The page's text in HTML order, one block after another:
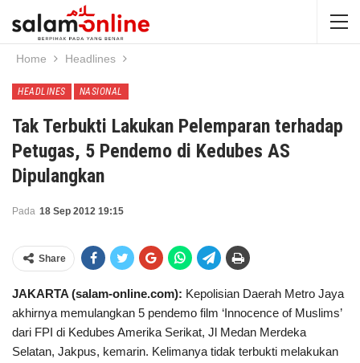
Home Headlines
HEADLINES NASIONAL
Tak Terbukti Lakukan Pelemparan terhadap
Petugas, 5 Pendemo di Kedubes AS
Dipulangkan
Pada 18 Sep 2012 19:15
Share
JAKARTA (salam-online.com): Kepolisian Daerah Metro Jaya
akhirnya memulangkan 5 pendemo film ‘Innocence of Muslims’
dari FPI di Kedubes Amerika Serikat, Jl Medan Merdeka
Selatan, Jakpus, kemarin. Kelimanya tidak terbukti melakukan